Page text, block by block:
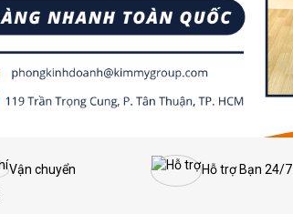
Vận chuyển
Hỗ trợ Bạn 24/7